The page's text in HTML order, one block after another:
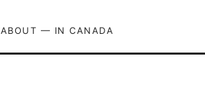
ABOUT — IN CANADA